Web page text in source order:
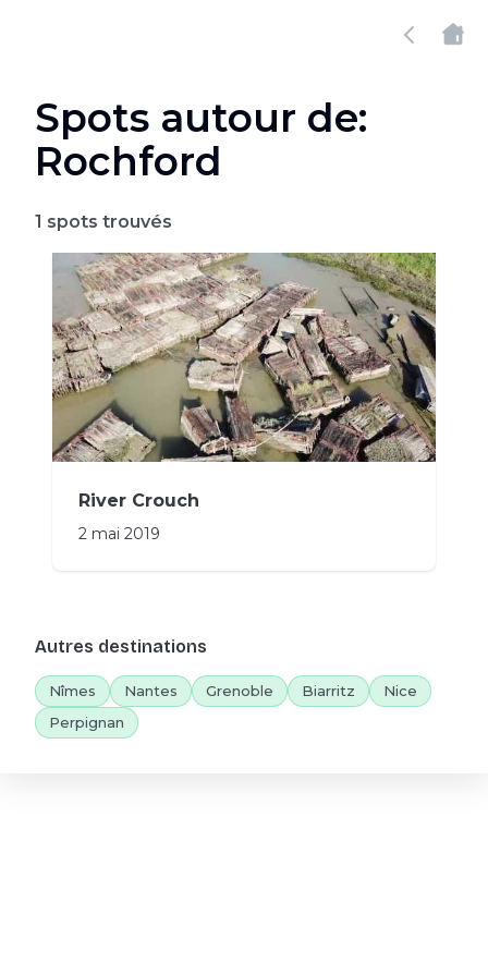
Spots autour de:
Rochford
1 spots trouvés
River Crouch
2 mai 2019
Autres destinations
Nîmes Nantes Grenoble Biarritz
Nice
Perpignan